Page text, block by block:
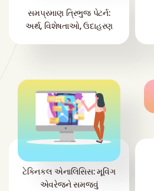
સમપ્રમાણ ત્રિભુજ પેટર્ન:
અર્થ, વિશેષતાઓ, ઉદાહરણ
ટેક્નિકલ એનાલિસિસ: મૂવિંગ
એવરેજને સમજવું